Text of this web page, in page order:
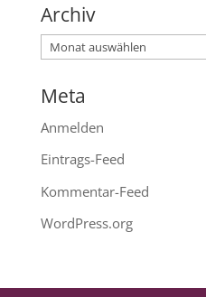
Archiv
Archiv
Meta
Anmelden
Eintrags-Feed
Kommentar-Feed
WordPress.org